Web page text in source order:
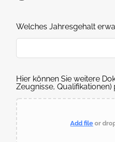
Welches Jahresgehalt
Hier können Sie weitere
Zeugnisse, Qualifikationen)
Add file or